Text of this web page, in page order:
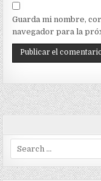
Guarda mi nombre,
navegador para la
for: